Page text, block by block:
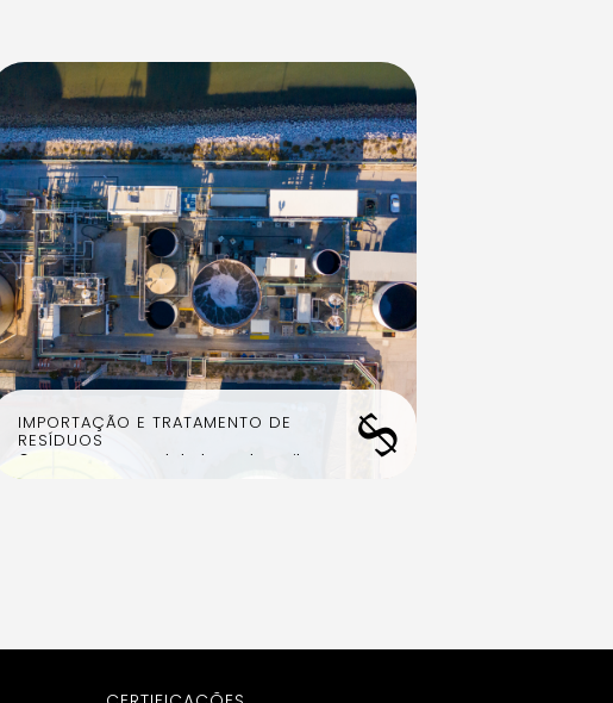
$
IMPORTAÇÃO E TRATAMENTO DE
RESÍDUOS
Com um processo de tratamento muito
eficiente e centrado na recuperação e